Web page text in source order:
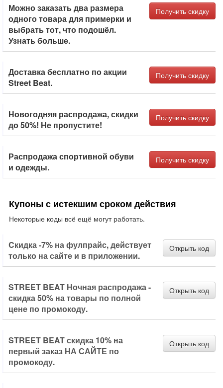
Можно заказать два размера
одного товара для примерки и
выбрать тот, что подошёл.
Узнать больше.
Получить скидку
Доставка бесплатно по акции
Street Beat.
Получить скидку
Новогодняя распродажа, скидки
до 50%! Не пропустите!
Получить скидку
Распродажа спортивной обуви
и одежды.
Получить скидку
Купоны с истекшим сроком действия
Некоторые коды всё ещё могут работать.
Cкидка -7% на фулпрайс, действует
только на сайте и в приложении.
Открыть код
STREET BEAT Ночная распродажа -
скидка 50% на товары по полной
цене по промокоду.
Открыть код
STREET BEAT скидка 10% на
первый заказ НА САЙТЕ по
промокоду.
Открыть код